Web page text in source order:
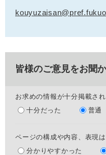
皆様のご意見をお聞
お求めの情報が十分掲載さ
十分だった
普通
ページの構成や内容、表現
分かりやすかった